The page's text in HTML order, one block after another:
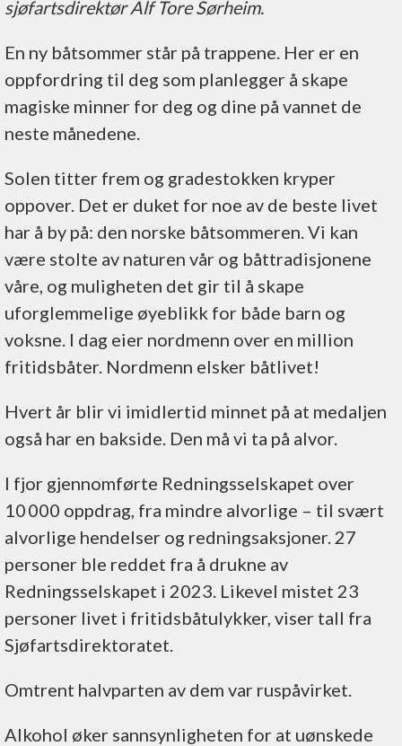
sjøfartsdirektør Alf Tore Sørheim.
En ny båtsommer står på trappene. Her er en
oppfordring til deg som planlegger å skape
magiske minner for deg og dine på vannet de
neste månedene.
Solen titter frem og gradestokken kryper
oppover. Det er duket for noe av de beste livet
har å by på: den norske båtsommeren. Vi kan
være stolte av naturen vår og båttradisjonene
våre, og muligheten det gir til å skape
uforglemmelige øyeblikk for både barn og
voksne. I dag eier nordmenn over en million
fritidsbåter. Nordmenn elsker båtlivet!
Hvert år blir vi imidlertid minnet på at medaljen
også har en bakside. Den må vi ta på alvor.
I fjor gjennomførte Redningsselskapet over
10 000 oppdrag, fra mindre alvorlige – til svært
alvorlige hendelser og redningsaksjoner. 27
personer ble reddet fra å drukne av
Redningsselskapet i 2023. Likevel mistet 23
personer livet i fritidsbåtulykker, viser tall fra
Sjøfartsdirektoratet.
Omtrent halvparten av dem var ruspåvirket.
Alkohol øker sannsynligheten for at uønskede